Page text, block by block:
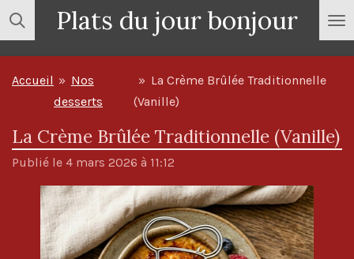
Passer
au
contenu
principal
Plats du jour bonjour
Accueil » Nos
desserts
» La Crème Brûlée Traditionnelle
(Vanille)
La Crème Brûlée Traditionnelle (Vanille)
Publié le 4 mars 2026 à 11:12